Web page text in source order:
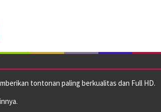
tontonan paling berkualitas dan Full HD.